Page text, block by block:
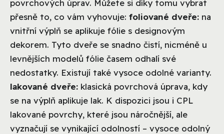
povrchových úprav. Můžete si díky tomu vybrat
přesně to, co vám vyhovuje: foliované dveře: na
vnitřní výplň se aplikuje fólie s designovým
dekorem. Tyto dveře se snadno čistí, nicméně u
levnějších modelů fólie časem odhalí své
nedostatky. Existují také vysoce odolné varianty.
lakované dveře: klasická povrchová úprava, kdy
se na výplň aplikuje lak. K dispozici jsou i CPL
lakované povrchy, které jsou náročnější, ale
vyznačují se vynikající odolností – vysoce odolný